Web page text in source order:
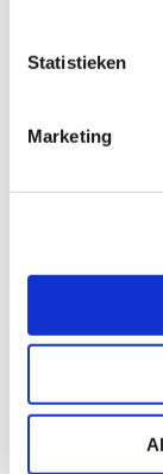
Statistieken
Marketing
naar